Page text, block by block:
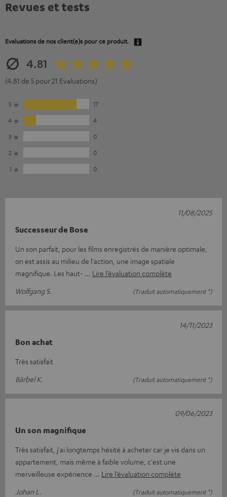
Revues et tests
Evaluations de nos client(e)s pour ce produit.
4.81
(4.81 de 5 pour 21 Evaluations)
5
17
4
4
3
0
2
0
1
0
Successeur de Bose
Un son parfait, pour les films enregistrés de manière optimale,
on est assis au milieu de l'action, une image spatiale
magnifique. Les haut-
Lire l’évaluation complète
Wolfgang S.
(Traduit automatiquement *)
11/08/2025
Bon achat
Très satisfait
Bärbel K.
(Traduit automatiquement *)
14/11/2023
Un son magnifique
Très satisfait, j'ai longtemps hésité à acheter car je vis dans un
appartement, mais même à faible volume, c'est une
merveilleuse expérience
Lire l’évaluation complète
Johan L.
(Traduit automatiquement *)
09/06/2023